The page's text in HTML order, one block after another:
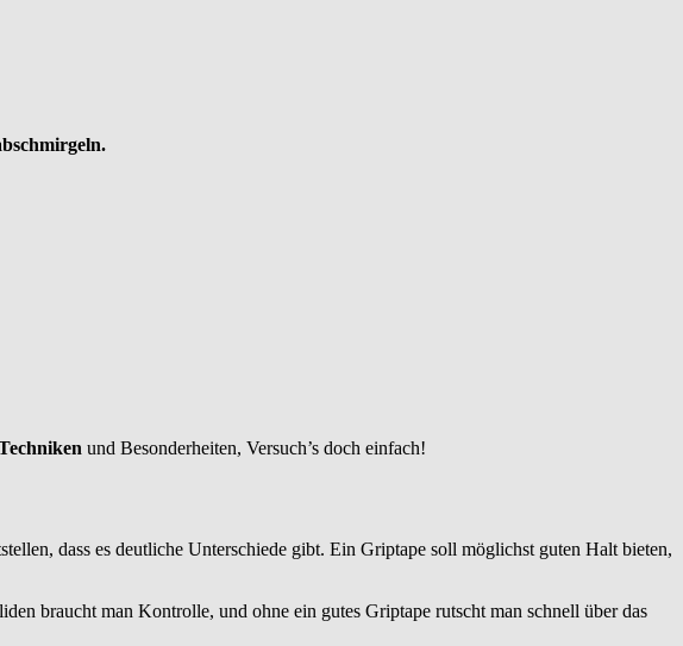
und Besonderheiten, Versuch’s doch einfach!
dass es deutliche Unterschiede gibt. Ein Griptape soll möglichst guten Halt bieten,
braucht man Kontrolle, und ohne ein gutes Griptape rutscht man schnell über das